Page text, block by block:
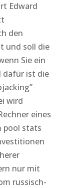
Edward
den
und soll die
Sie ein
dafür ist die
wird
eines
pool stats
nur mit
russisch-